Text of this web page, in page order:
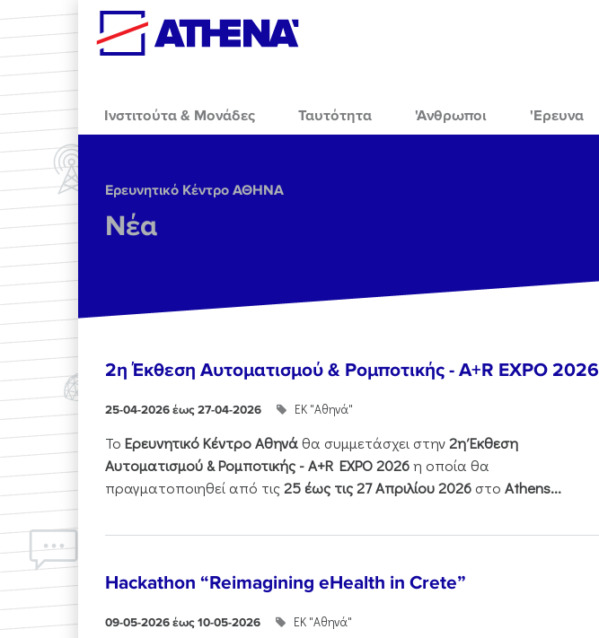
Skip to main content
Ινστιτούτα & Μονάδες Ταυτότητα 'Ανθρωποι 'Ερευνα
Ερευνητικό Κέντρο ΑΘΗΝΑ
Νέα
2η Έκθεση Αυτοματισμού & Ρομποτικής - A+R EXPO 2026
25-04-2026 έως 27-04-2026 ΕΚ "Αθηνά"
Το Ερευνητικό Κέντρο Αθηνάθα συμμετάσχει στην2η Έκθεση
Αυτοματισμού & Ρομποτικής - Α+R EXPO 2026η οποία θα
πραγματοποιηθεί από τις25 έως τις 27 Απριλίου 2026 στο Athens...
Hackathon “Reimagining eHealth in Crete”
09-05-2026 έως 10-05-2026 ΕΚ "Αθηνά"